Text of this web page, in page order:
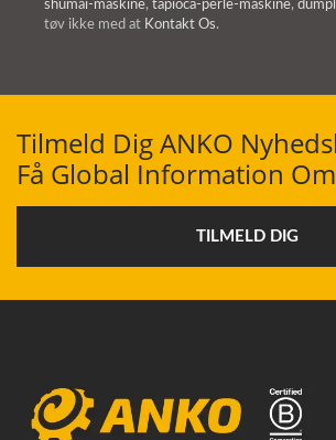
shumai-maskine, tapioca-perle-maskine,
tøv ikke med at Kontakt Os.
Tilmeld Dig ANKO
Få Global Information
TILMELD DIG